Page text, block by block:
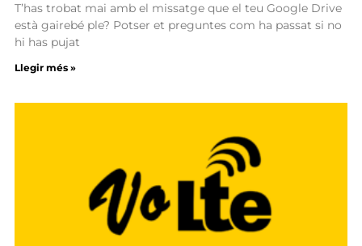
T’has trobat mai amb el missatge que el teu Google Drive
està gairebé ple? Potser et preguntes com ha passat si no
hi has pujat
Llegir més »